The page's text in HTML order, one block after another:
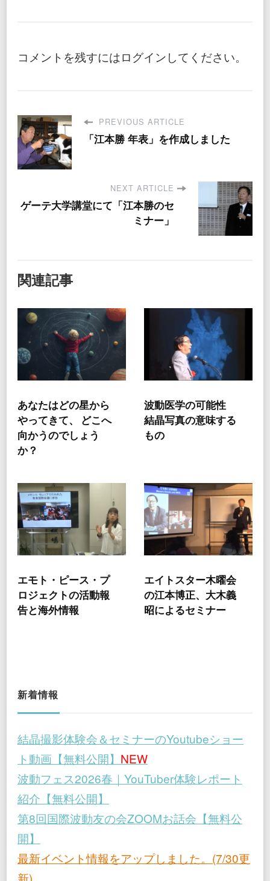
コメントを残すにはログインしてください。
PREVIOUS ARTICLE
「江本勝 年表」を作成しました
NEXT ARTICLE
ゲーテ大学講堂にて「江本勝のセ
ミナー」
関連記事
あなたはどの星から
やってきて、 どこへ
向かうのでしょう
か？
波動医学の可能性
結晶写真の意味する
もの
エモト・ピース・プ
ロジェクトの活動報
告と海外情報
エイトスター木曜会
の江本博正、大木義
昭によるセミナー
新着情報
結晶撮影体験会＆セミナーのYoutubeショー
ト動画【無料公開】 NEW
波動フェス2026春｜YouTuber体験レポート
紹介【無料公開】
第8回国際波動友の会ZOOMお話会【無料公
開】
最新イベント情報をアップしました。(7/30更
新)